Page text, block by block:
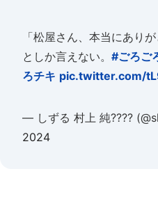
「松屋さん、本当にありが
としか言えない。 #ごろご
ろチキ pic.twitter.com/
— しずる 村上 純????
2024